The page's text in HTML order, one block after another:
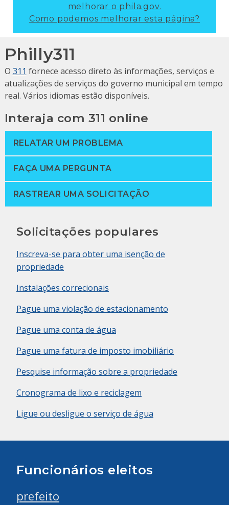
melhorar o phila.gov.
Como podemos melhorar esta página?
Philly311
O 311 fornece acesso direto às informações, serviços e
atualizações de serviços do governo municipal em tempo
real. Vários idiomas estão disponíveis.
Interaja com 311 online
RELATAR UM PROBLEMA
FAÇA UMA PERGUNTA
RASTREAR UMA SOLICITAÇÃO
Solicitações populares
Inscreva-se para obter uma isenção de
propriedade
Instalações correcionais
Pague uma violação de estacionamento
Pague uma conta de água
Pague uma fatura de imposto imobiliário
Pesquise informação sobre a propriedade
Cronograma de lixo e reciclagem
Ligue ou desligue o serviço de água
Funcionários eleitos
prefeito